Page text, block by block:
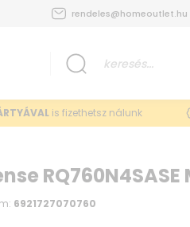
rendeles@homeoutlet.hu
is fizethetsz nálunk
6921727070760